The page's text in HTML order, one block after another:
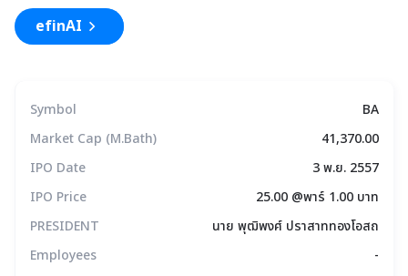
xxxxxxxxxxxxxxxxxxx xxxxx
xxxxxxxxxxxxxxxxxxxxxxxxxxxxxx
efinAI
Symbol
BA
Market Cap (M.Bath)
41,370.00
IPO Date
3 พ.ย. 2557
IPO Price
25.00 @พาร์ 1.00 บาท
PRESIDENT
นาย พุฒิพงศ์ ปราสาททองโอสถ
Employees
-